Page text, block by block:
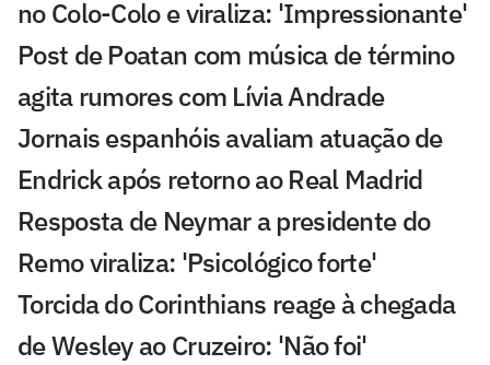
no Colo-Colo e viraliza: 'Impressionante'
Post de Poatan com música de término
agita rumores com Lívia Andrade
Jornais espanhóis avaliam atuação de
Endrick após retorno ao Real Madrid
Resposta de Neymar a presidente do
Remo viraliza: 'Psicológico forte'
Torcida do Corinthians reage à chegada
de Wesley ao Cruzeiro: 'Não foi'